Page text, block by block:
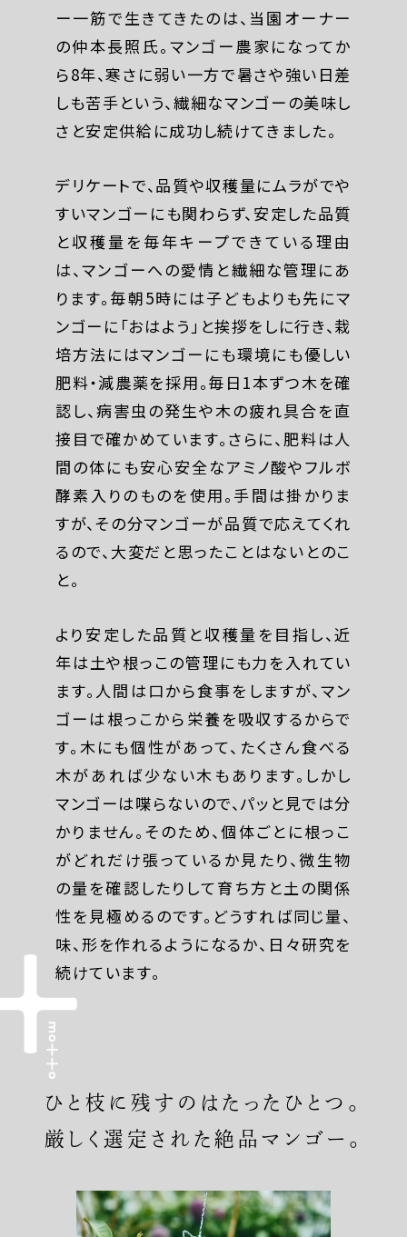
ー一筋で生きてきたのは、当園オーナー
の仲本長照氏。マンゴー農家になってか
ら8年、寒さに弱い一方で暑さや強い日差
しも苦手という、繊細なマンゴーの美味し
さと安定供給に成功し続けてきました。
デリケートで、品質や収穫量にムラがでや
すいマンゴーにも関わらず、安定した品質
と収穫量を毎年キープできている理由
は、マンゴーへの愛情と繊細な管理にあ
ります。毎朝5時には子どもよりも先にマ
ンゴーに「おはよう」と挨拶をしに行き、栽
培方法にはマンゴーにも環境にも優しい
肥料・減農薬を採用。毎日1本ずつ木を確
認し、病害虫の発生や木の疲れ具合を直
接目で確かめています。さらに、肥料は人
間の体にも安心安全なアミノ酸やフルボ
酵素入りのものを使用。手間は掛かりま
すが、その分マンゴーが品質で応えてくれ
るので、大変だと思ったことはないとのこ
と。
より安定した品質と収穫量を目指し、近
年は土や根っこの管理にも力を入れてい
ます。人間は口から食事をしますが、マン
ゴーは根っこから栄養を吸収するからで
す。木にも個性があって、たくさん食べる
木があれば少ない木もあります。しかし
マンゴーは喋らないので、パッと見では分
かりません。そのため、個体ごとに根っこ
がどれだけ張っているか見たり、微生物
の量を確認したりして育ち方と土の関係
性を見極めるのです。どうすれば同じ量、
味、形を作れるようになるか、日々研究を
続けています。
ひと枝に残すのはたったひとつ。
厳しく選定された絶品マンゴー。